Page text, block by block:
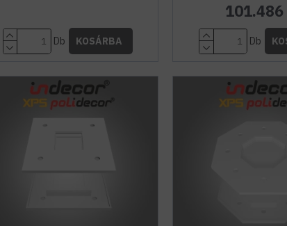
Db KOSÁRBA
101.486
Db